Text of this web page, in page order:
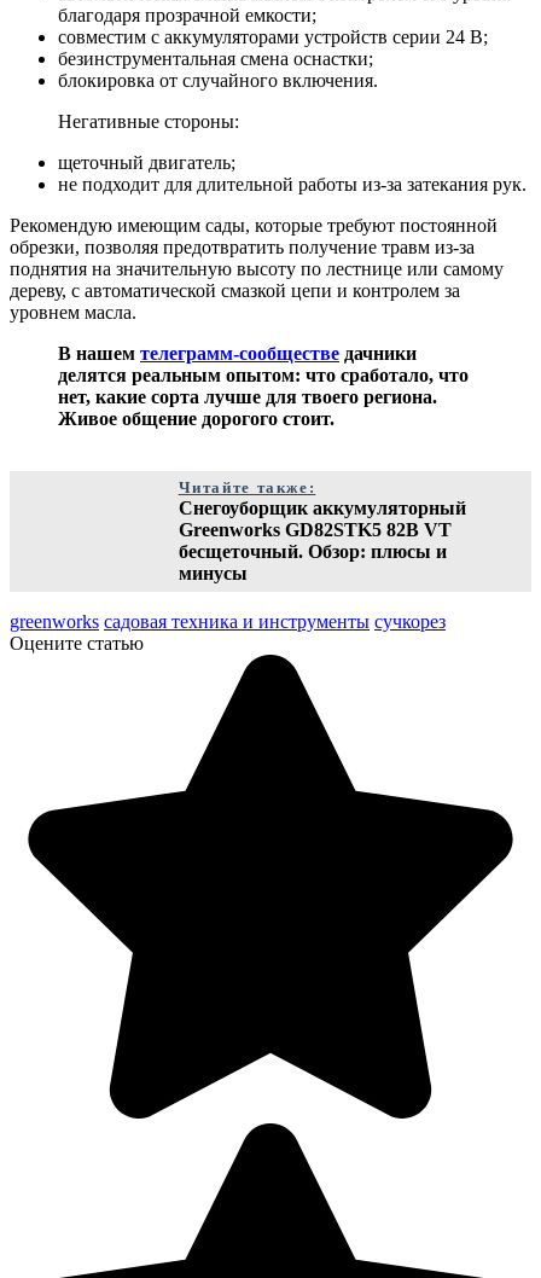
благодаря прозрачной емкости;
совместим с аккумуляторами устройств серии 24 В;
безинструментальная смена оснастки;
блокировка от случайного включения.
Негативные стороны:
щеточный двигатель;
не подходит для длительной работы из-за затекания рук.
Рекомендую имеющим сады, которые требуют постоянной
обрезки, позволяя предотвратить получение травм из-за
поднятия на значительную высоту по лестнице или самому
дереву, с автоматической смазкой цепи и контролем за
уровнем масла.
В нашем телеграмм-сообществе дачники
делятся реальным опытом: что сработало, что
нет, какие сорта лучше для твоего региона.
Живое общение дорогого стоит.
Читайте также:
Снегоуборщик аккумуляторный
Greenworks GD82STK5 82В VT
бесщеточный. Обзор: плюсы и
минусы
greenworks садовая техника и инструменты сучкорез
Оцените статью